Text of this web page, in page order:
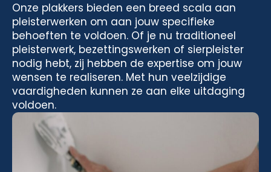
Onze plakkers bieden een breed scala aan
pleisterwerken om aan jouw specifieke
behoeften te voldoen. Of je nu traditioneel
pleisterwerk, bezettingswerken of sierpleister
nodig hebt, zij hebben de expertise om jouw
wensen te realiseren. Met hun veelzijdige
vaardigheden kunnen ze aan elke uitdaging
voldoen.